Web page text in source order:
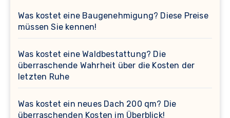
Was kostet eine Baugenehmigung? Diese Preise
müssen Sie kennen!
Was kostet eine Waldbestattung? Die
überraschende Wahrheit über die Kosten der
letzten Ruhe
Was kostet ein neues Dach 200 qm? Die
überraschenden Kosten im Überblick!